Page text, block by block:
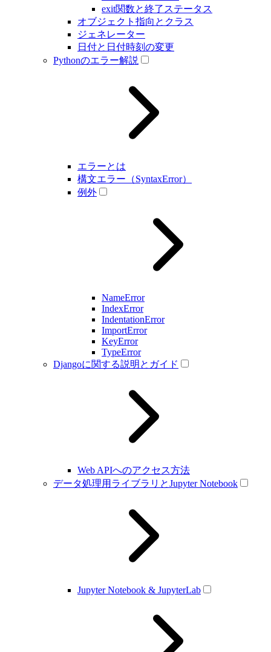
exit関数と終了ステータス
オブジェクト指向とクラス
ジェネレーター
日付と日付時刻の変更
Pythonのエラー解説
エラーとは
構文エラー（SyntaxError）
例外
NameError
IndexError
IndentationError
ImportError
KeyError
TypeError
Djangoに関する説明とガイド
Web APIへのアクセス方法
データ処理用ライブラリとJupyter Notebook
Jupyter Notebook & JupyterLab